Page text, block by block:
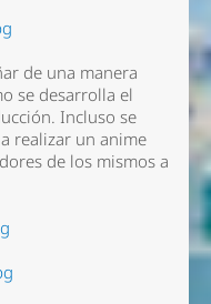
de una manera
se desarrolla el
Incluso se
realizar un anime
de los mismos a